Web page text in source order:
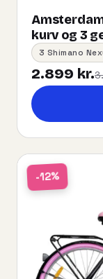
kurv og 3
3 Shimano
2.899 kr.
-12%